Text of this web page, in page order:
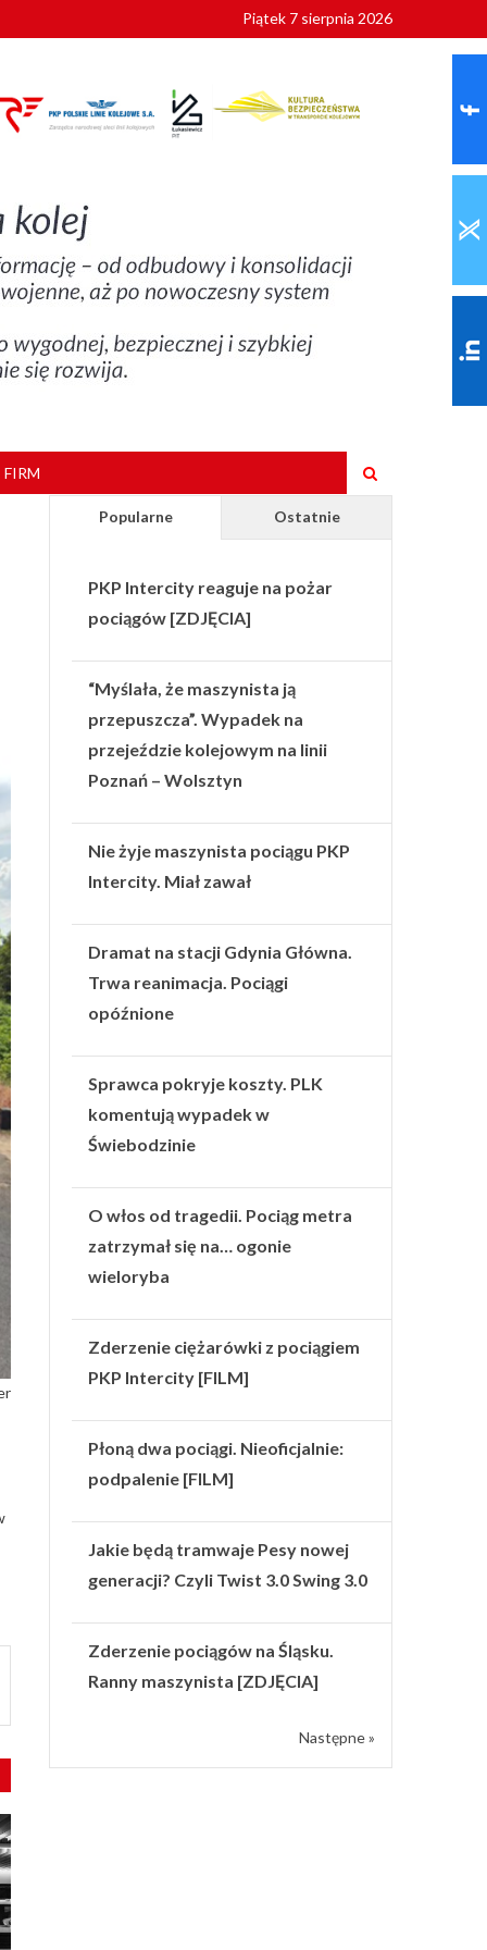
Piątek 7 sierpnia 2026
Popularne Ostatnie
PKP Intercity reaguje na pożar
pociągów [ZDJĘCIA]
“Myślała, że maszynista ją
przepuszcza”. Wypadek na
przejeździe kolejowym na linii
Poznań – Wolsztyn
Nie żyje maszynista pociągu PKP
Intercity. Miał zawał
Dramat na stacji Gdynia Główna.
Trwa reanimacja. Pociągi
opóźnione
Sprawca pokryje koszty. PLK
komentują wypadek w
Świebodzinie
O włos od tragedii. Pociąg metra
zatrzymał się na… ogonie
wieloryba
Zderzenie ciężarówki z pociągiem
PKP Intercity [FILM]
Płoną dwa pociągi. Nieoficjalnie:
podpalenie [FILM]
Jakie będą tramwaje Pesy nowej
generacji? Czyli Twist 3.0 Swing 3.0
Zderzenie pociągów na Śląsku.
Ranny maszynista [ZDJĘCIA]
Następne »